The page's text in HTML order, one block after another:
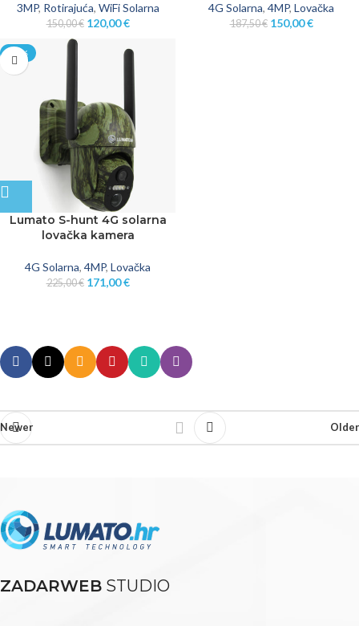
3MP, Rotirajuća, WiFi Solarna
150,00€ 120,00€
4G Solarna, 4MP, Lovačka
187,50€ 150,00€
-24%
Lumato S-hunt 4G solarna
lovačka kamera
4G Solarna, 4MP, Lovačka
225,00€ 171,00€
Newer Older
ZADARWEB STUDIO